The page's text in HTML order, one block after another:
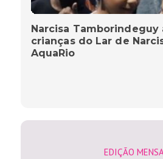
Narcisa Tamborindeguy
crianças do Lar de
AquaRio
EDIÇÃO